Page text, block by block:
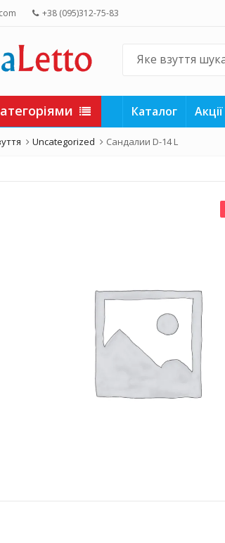
+38 (095)312-75-83
Каталог Акції
Uncategorized Сандалии D-14 L